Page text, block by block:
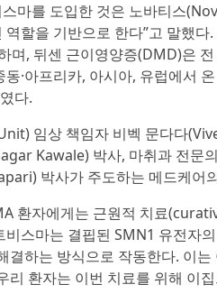
마를 도입한 것은 노바티스
할을 기반으로 한다”고 말했다
며, 뒤센 근이영양증(DMD)은
·아프리카, 아시아, 유럽에서
다.
임상 책임자 비벡 문다다
Kawale) 박사, 마취과 전문
박사가 주도하는 메드케어
환자에게는 근원적 치료
스마는 결핍된 SMN1 유전자
결하는 방식으로 작동한다. 이
리 환자는 이번 치료를 위해 이